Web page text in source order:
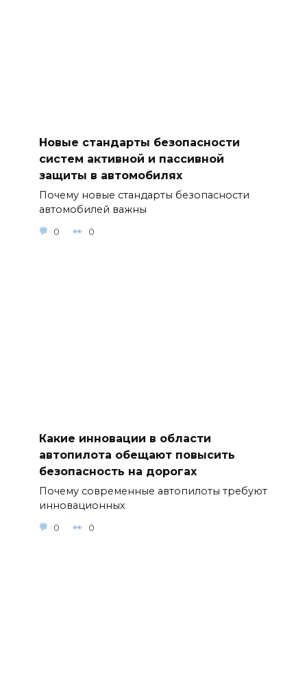
Новые стандарты безопасности
систем активной и пассивной
защиты в автомобилях
Почему новые стандарты безопасности
автомобилей важны
0 0
Какие инновации в области
автопилота обещают повысить
безопасность на дорогах
Почему современные автопилоты требуют
инновационных
0 0